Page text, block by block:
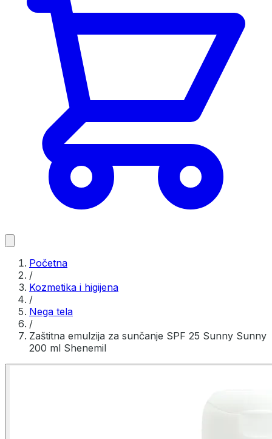
Početna
/
Kozmetika i higijena
/
Nega tela
/
Zaštitna emulzija za sunčanje SPF 25 Sunny Sunny
200 ml Shenemil